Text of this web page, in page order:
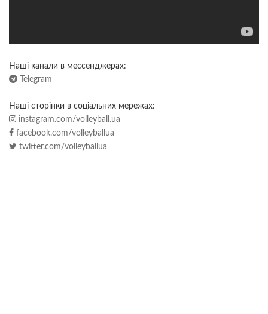
Наші канали в мессенджерах:
Telegram
Наші сторінки в соціальних мережах:
instagram.com/volleyball.ua
facebook.com/volleyballua
twitter.com/volleyballua